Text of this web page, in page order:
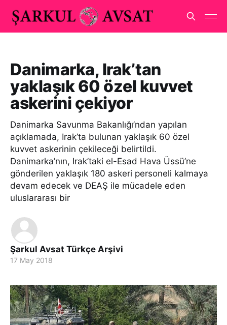
Danimarka, Irak’tan
yaklaşık 60 özel kuvvet
askerini çekiyor
Danimarka Savunma Bakanlığı’ndan yapılan
açıklamada, Irak’ta bulunan yaklaşık 60 özel
kuvvet askerinin çekileceği belirtildi.
Danimarka’nın, Irak’taki el-Esad Hava Üssü’ne
gönderilen yaklaşık 180 askeri personeli kalmaya
devam edecek ve DEAŞ ile mücadele eden
uluslararası bir
Şarkul Avsat Türkçe Arşivi
17 May 2018